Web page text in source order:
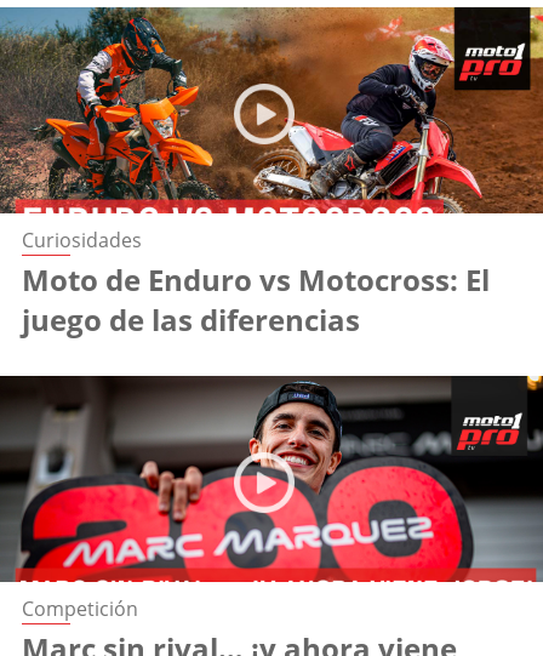
Curiosidades
Moto de Enduro vs Motocross: El
juego de las diferencias
Competición